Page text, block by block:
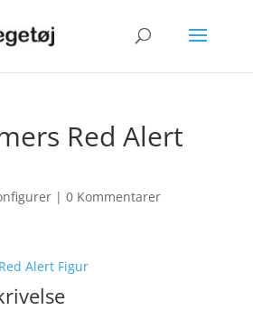
Red Alert
| 0 Kommentarer